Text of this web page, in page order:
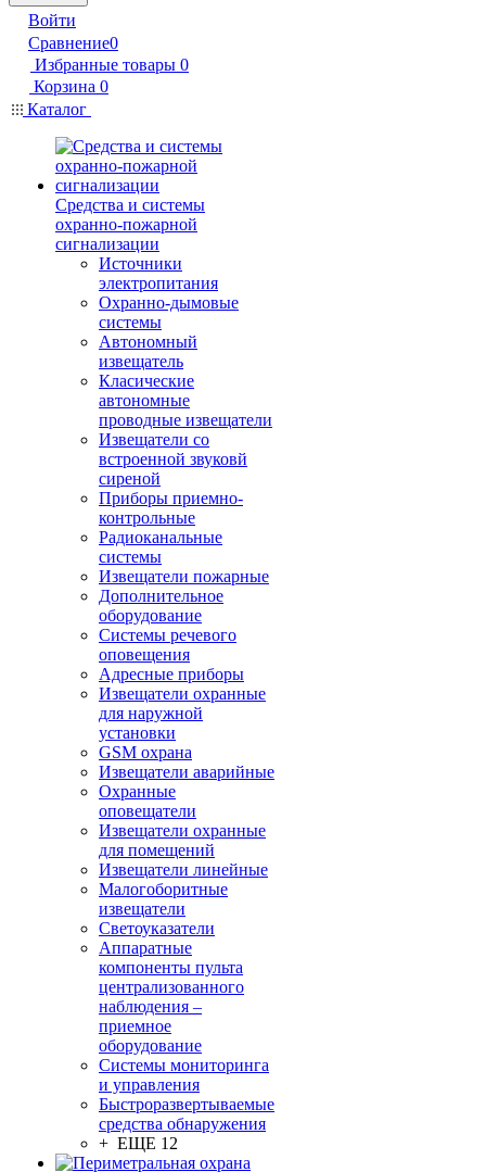
Войти
Сравнение0
Избранные товары 0
Корзина 0
Каталог
Средства и системы
охранно-пожарной
сигнализации
Источники
электропитания
Охранно-дымовые
системы
Автономный
извещатель
Класические
автономные
проводные извещатели
Извещатели со
встроенной звуковй
сиреной
Приборы приемно-
контрольные
Радиоканальные
системы
Извещатели пожарные
Дополнительное
оборудование
Системы речевого
оповещения
Адресные приборы
Извещатели охранные
для наружной
установки
GSM охрана
Извещатели аварийные
Охранные
оповещатели
Извещатели охранные
для помещений
Извещатели линейные
Малогоборитные
извещатели
Светоуказатели
Аппаратные
компоненты пульта
централизованного
наблюдения –
приемное
оборудование
Системы мониторинга
и управления
Быстроразвертываемые
средства обнаружения
+ ЕЩЕ 12